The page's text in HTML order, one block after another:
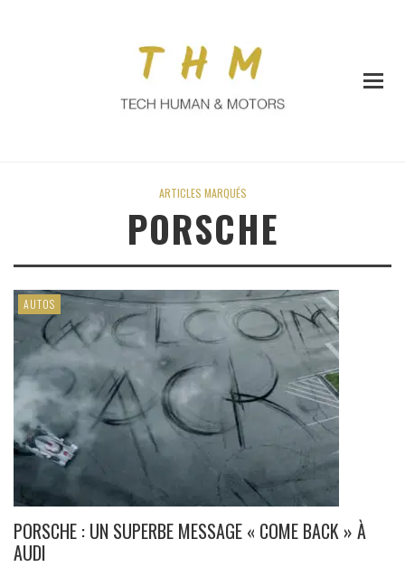
ARTICLES MARQUÉS
PORSCHE
AUTOS
PORSCHE : UN SUPERBE MESSAGE « COME BACK » À
AUDI